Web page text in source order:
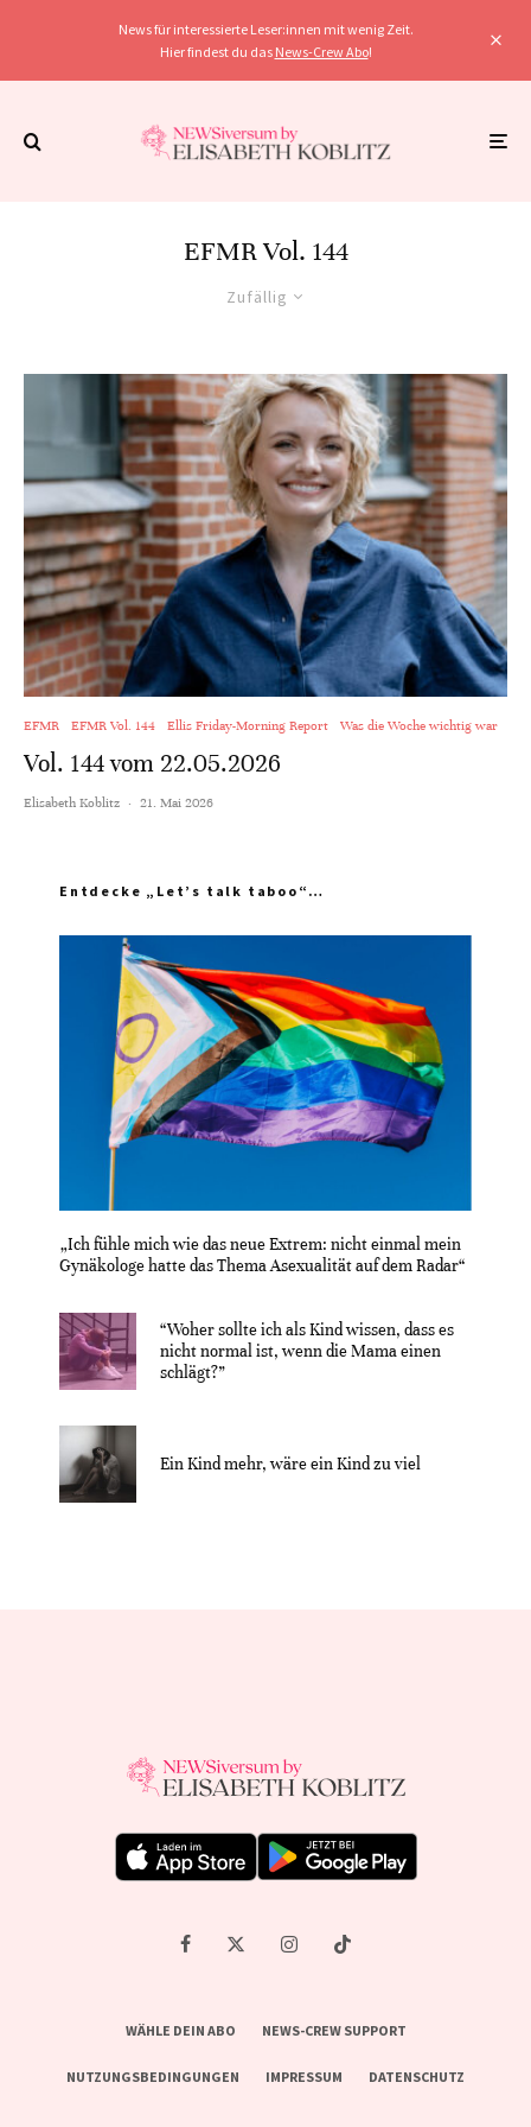
News für interessierte Leser:innen mit wenig Zeit.
Hier findest du das News-Crew Abo!
EFMR Vol. 144
Zufällig
EFMR EFMR Vol. 144 Ellis Friday-Morning Report Was die Woche wichtig war
Vol. 144 vom 22.05.2026
Elisabeth Koblitz · 21. Mai 2026
Entdecke „Let’s talk taboo“…
„Ich fühle mich wie das neue Extrem: nicht einmal mein
Gynäkologe hatte das Thema Asexualität auf dem Radar“
“Woher sollte ich als Kind wissen, dass es
nicht normal ist, wenn die Mama einen
schlägt?”
Ein Kind mehr, wäre ein Kind zu viel
WÄHLE DEIN ABO NEWS-CREW SUPPORT
NUTZUNGSBEDINGUNGEN IMPRESSUM DATENSCHUTZ